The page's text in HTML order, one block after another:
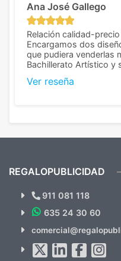
Ana José Gallego
Relación calidad-
Encargamos dos
que pudiera venderlas
Bachillerato Artístico y
diferencia, con libretas
Ver reseña
¿Quieres ver
Novedades y
hacemos Spam)
REGALOPUBLICIDAD
911 081 118
635 24 30 60